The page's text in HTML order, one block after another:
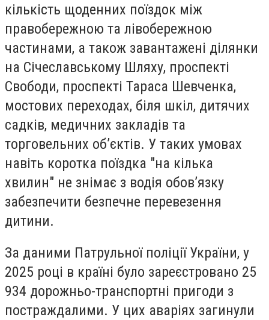
кількість щоденних поїздок між
правобережною та лівобережною
частинами, а також завантажені ділянки
на Січеславському Шляху, проспекті
Свободи, проспекті Тараса Шевченка,
мостових переходах, біля шкіл, дитячих
садків, медичних закладів та
торговельних об’єктів. У таких умовах
навіть коротка поїздка "на кілька
хвилин" не знімає з водія обов’язку
забезпечити безпечне перевезення
дитини.
За даними Патрульної поліції України, у
2025 році в країні було зареєстровано 25
934 дорожньо-транспортні пригоди з
постраждалими. У цих аваріях загинули